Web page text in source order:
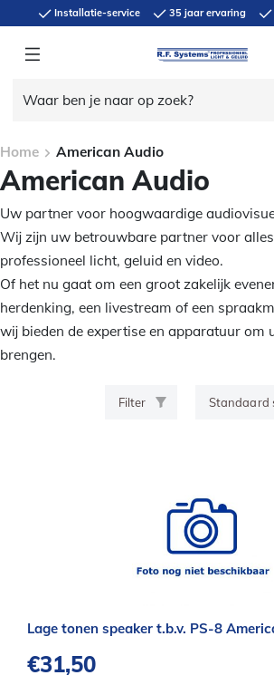
Installatie-service 35 jaar ervaring
Home American Audio
American Audio
Uw partner voor hoogwaardige
Wij zijn uw betrouwbare partner voor
professioneel licht, geluid en video.
Of het nu gaat om een groot zakelijk
herdenking, een livestream of een
wij bieden de expertise en apparatuur om
brengen.
Filter
Lage tonen speaker t.b.v. PS-8
€31,50